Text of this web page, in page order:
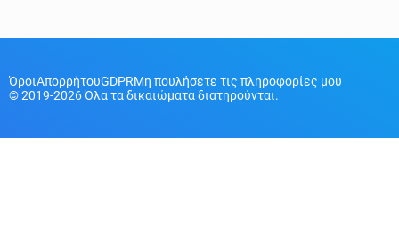
ΌροιΑπορρήτουGDPRΜη πουλήσετε τις πληροφορίες μου
© 2019-2026 Όλα τα δικαιώματα διατηρούνται.